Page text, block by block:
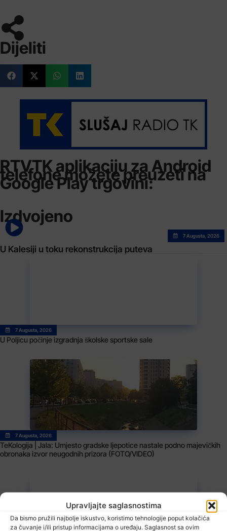
Upravljajte saglasnostima
Da bismo pružili najbolje iskustvo, koristimo tehnologije poput kolačića
za čuvanje i/ili pristup informacijama o uređaju. Saglasnost sa ovim
Dijeliti
RTVTK aplikaciju za Android
telefone možete preuzeti na
Google Play trgovini:
Izdvojeno
7 Augusta, 2026
U Kalesiji u toku rekonstrukcija puteva
7 Augusta, 2026
U Poljicu počinje izgradnja školske sportske sale
7 Augusta, 2026
TeKologija | Jala: Umjesto gradske ljepotice nastale podno majevičkih
obronaka izvor neugodnih prizora (FOTO/VIDEO)